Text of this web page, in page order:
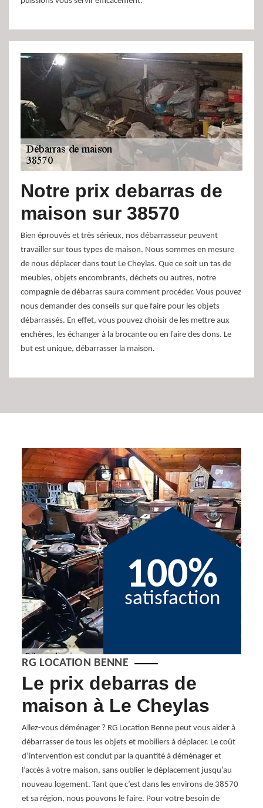
Notre prix debarras de
maison sur 38570
Bien éprouvés et très sérieux, nos débarrasseur peuvent
travailler sur tous types de maison. Nous sommes en mesure
de nous déplacer dans tout Le Cheylas. Que ce soit un tas de
meubles, objets encombrants, déchets ou autres, notre
compagnie de débarras saura comment procéder. Vous pouvez
nous demander des conseils sur que faire pour les objets
débarrassés. En effet, vous pouvez choisir de les mettre aux
enchères, les échanger à la brocante ou en faire des dons. Le
but est unique, débarrasser la maison.
100%
satisfaction
RG LOCATION BENNE
Le prix debarras de
maison à Le Cheylas
Allez-vous déménager ? RG Location Benne peut vous aider à
débarrasser de tous les objets et mobiliers à déplacer. Le coût
d’intervention est conclut par la quantité à déménager et
l’accès à votre maison, sans oublier le déplacement jusqu’au
nouveau logement. Tant que c’est dans les environs de 38570
et sa région, nous pouvons le faire. Pour votre besoin de